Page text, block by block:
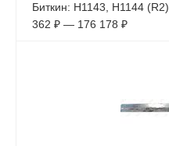
Биткин: Н1143, Н1144 (R2)
362 ₽ — 176 178 ₽